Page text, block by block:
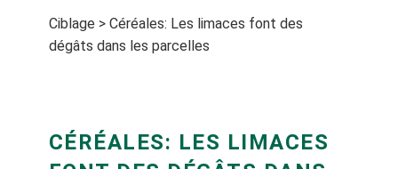
Ciblage > Céréales: Les limaces font des
dégâts dans les parcelles
CÉRÉALES: LES LIMACES